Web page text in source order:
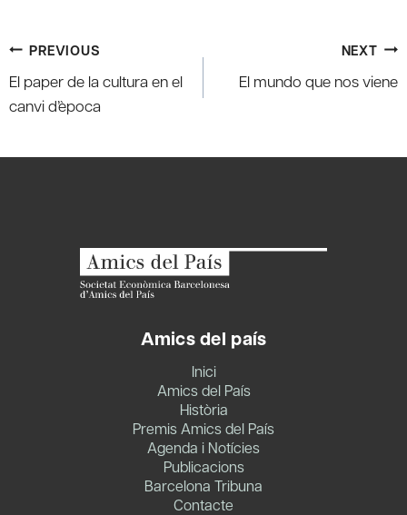
Post
navigation
PREVIOUS
El paper de la cultura en el
canvi d’època
NEXT
El mundo que nos viene
Amics del país
Inici
Amics del País
Història
Premis Amics del País
Agenda i Notícies
Publicacions
Barcelona Tribuna
Contacte